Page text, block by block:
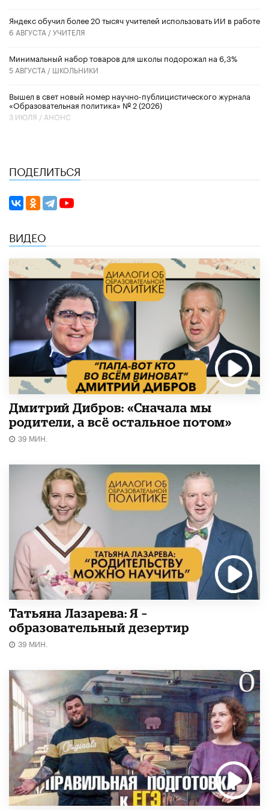
​Яндекс обучил более 20 тысяч учителей использовать ИИ в работе
6 АВГУСТА /УЧИТЕЛЯ
Минимальный набор товаров для школы подорожал на 6,3%
5 АВГУСТА / ШКОЛЬНИКИ
Вышел в свет новый номер научно-публицистического журнала
«Образовательная политика» № 2 (2026)
3 ИЮЛЯ / АНОНС
ПОДЕЛИТЬСЯ
ВИДЕО
Дмитрий Дибров: «Сначала мы
родители, а всё остальное потом»
39 МИН.
Татьяна Лазарева: Я –
образовательный дезертир
39 МИН.